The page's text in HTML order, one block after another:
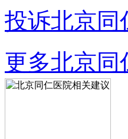
投诉北京同
更多北京同